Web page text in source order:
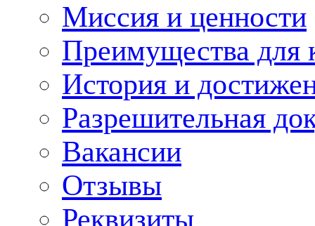
Миссия и ценности
Преимущества для
История и
Разрешительная
Вакансии
Отзывы
Реквизиты